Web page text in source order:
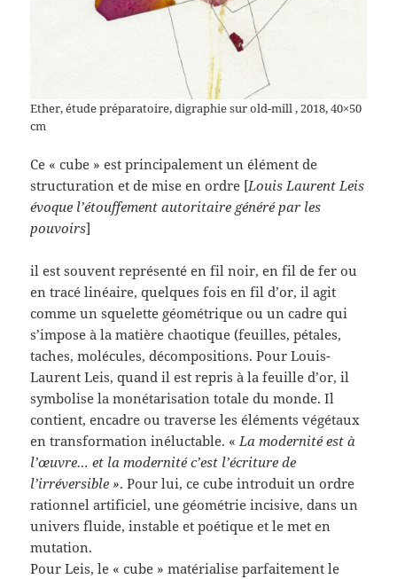
Ether, étude préparatoire, digraphie sur old-mill , 2018, 40×50
cm
Ce « cube » est principalement un élément de
structuration et de mise en ordre [Louis Laurent Leis
évoque l’étouffement autoritaire généré par les
pouvoirs]
il est souvent représenté en fil noir, en fil de fer ou
en tracé linéaire, quelques fois en fil d’or, il agit
comme un squelette géométrique ou un cadre qui
s’impose à la matière chaotique (feuilles, pétales,
taches, molécules, décompositions. Pour Louis-
Laurent Leis, quand il est repris à la feuille d’or, il
symbolise la monétarisation totale du monde. Il
contient, encadre ou traverse les éléments végétaux
en transformation inéluctable. « La modernité est à
l’œuvre… et la modernité c’est l’écriture de
l’irréversible ». Pour lui, ce cube introduit un ordre
rationnel artificiel, une géométrie incisive, dans un
univers fluide, instable et poétique et le met en
mutation.
Pour Leis, le « cube » matérialise parfaitement le